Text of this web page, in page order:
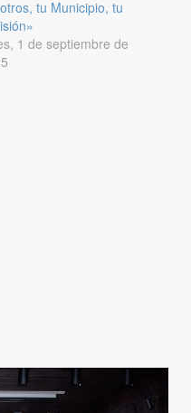
tu Municipio, tu
1 de septiembre de